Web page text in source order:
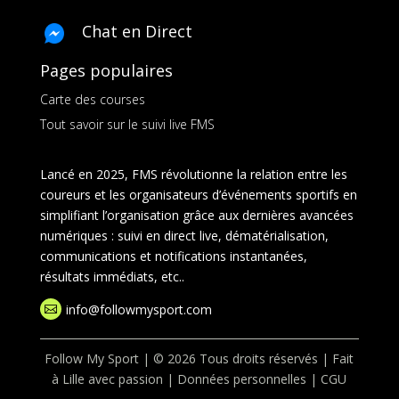
Chat en Direct
Pages populaires
Carte des courses
Tout savoir sur le suivi live FMS
Lancé en 2025, FMS révolutionne la relation entre les
coureurs et les organisateurs d’événements sportifs en
simplifiant l’organisation grâce aux dernières avancées
numériques : suivi en direct live, dématérialisation,
communications et notifications instantanées,
résultats immédiats, etc..
 info@followmysport.com
Follow My Sport | © 2026 Tous droits réservés | Fait
à Lille avec passion | Données personnelles |CGU